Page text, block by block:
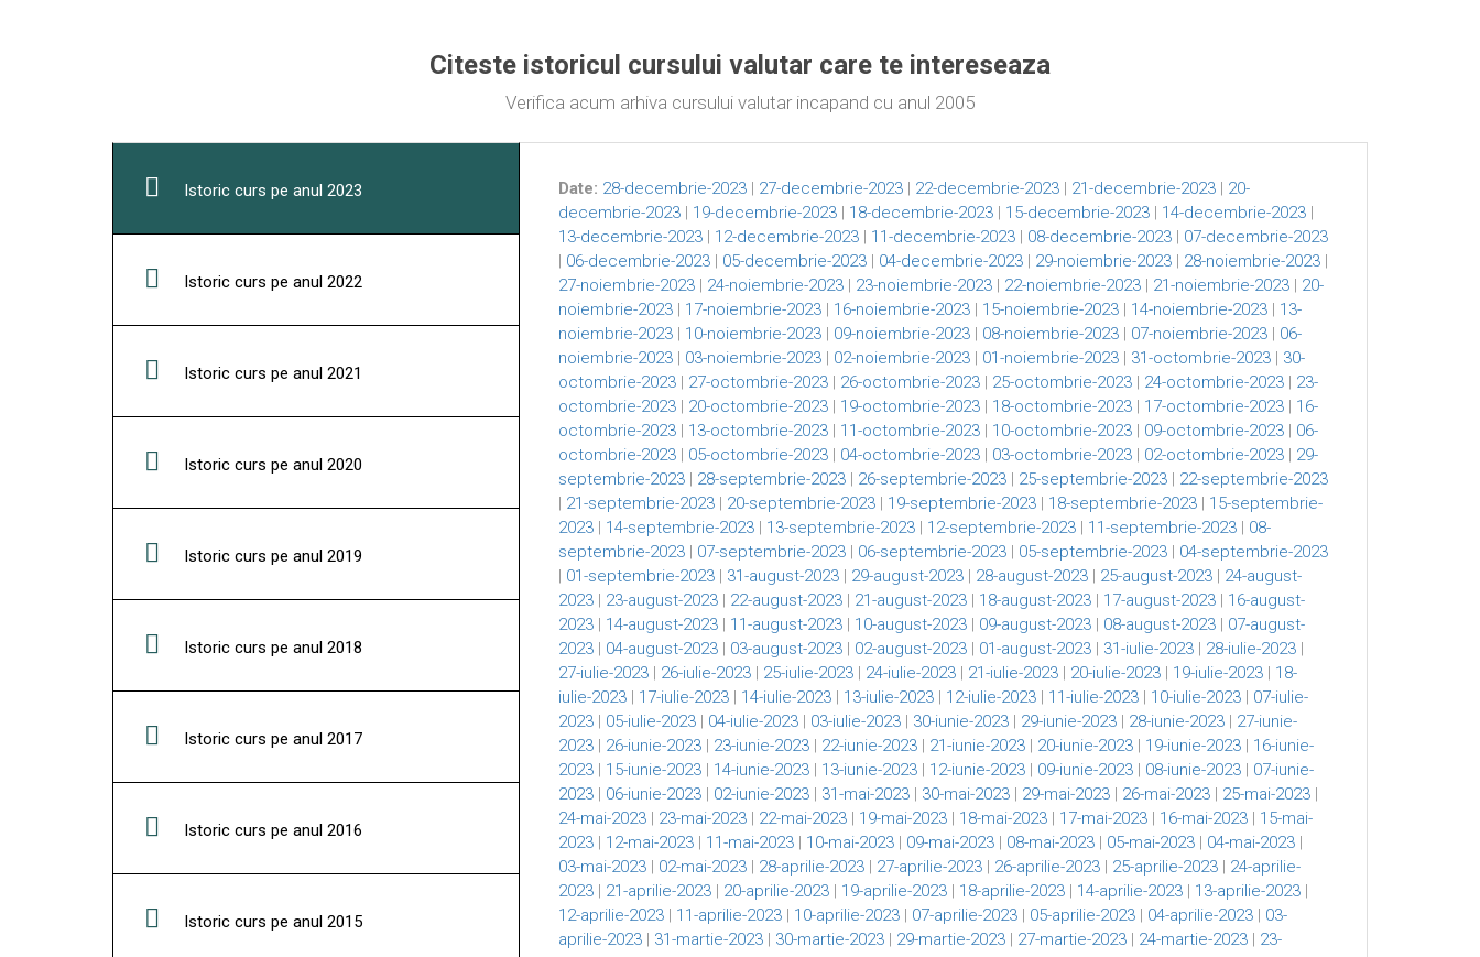
Citeste istoricul cursului valutar care te intereseaza
Verifica acum arhiva cursului valutar incapand cu anul 2005
Istoric curs pe anul 2023
Istoric curs pe anul 2022
Istoric curs pe anul 2021
Istoric curs pe anul 2020
Istoric curs pe anul 2019
Istoric curs pe anul 2018
Istoric curs pe anul 2017
Istoric curs pe anul 2016
Istoric curs pe anul 2015
Date: 28-decembrie-2023 | 27-decembrie-2023 | 22-decembrie-2023 | 21-decembrie-2023 | 20-
decembrie-2023 | 19-decembrie-2023 | 18-decembrie-2023 | 15-decembrie-2023 | 14-decembrie-2023 |
13-decembrie-2023 | 12-decembrie-2023 | 11-decembrie-2023 | 08-decembrie-2023 | 07-decembrie-2023
| 06-decembrie-2023 | 05-decembrie-2023 | 04-decembrie-2023 | 29-noiembrie-2023 | 28-noiembrie-2023 |
27-noiembrie-2023 | 24-noiembrie-2023 | 23-noiembrie-2023 | 22-noiembrie-2023 | 21-noiembrie-2023 | 20-
noiembrie-2023 | 17-noiembrie-2023 | 16-noiembrie-2023 | 15-noiembrie-2023 | 14-noiembrie-2023 | 13-
noiembrie-2023 | 10-noiembrie-2023 | 09-noiembrie-2023 | 08-noiembrie-2023 | 07-noiembrie-2023 | 06-
noiembrie-2023 | 03-noiembrie-2023 | 02-noiembrie-2023 | 01-noiembrie-2023 | 31-octombrie-2023 | 30-
octombrie-2023 | 27-octombrie-2023 | 26-octombrie-2023 | 25-octombrie-2023 | 24-octombrie-2023 | 23-
octombrie-2023 | 20-octombrie-2023 | 19-octombrie-2023 | 18-octombrie-2023 | 17-octombrie-2023 | 16-
octombrie-2023 | 13-octombrie-2023 | 11-octombrie-2023 | 10-octombrie-2023 | 09-octombrie-2023 | 06-
octombrie-2023 | 05-octombrie-2023 | 04-octombrie-2023 | 03-octombrie-2023 | 02-octombrie-2023 | 29-
septembrie-2023 | 28-septembrie-2023 | 26-septembrie-2023 | 25-septembrie-2023 | 22-septembrie-2023
| 21-septembrie-2023 | 20-septembrie-2023 | 19-septembrie-2023 | 18-septembrie-2023 | 15-septembrie-
2023 | 14-septembrie-2023 | 13-septembrie-2023 | 12-septembrie-2023 | 11-septembrie-2023 | 08-
septembrie-2023 | 07-septembrie-2023 | 06-septembrie-2023 | 05-septembrie-2023 | 04-septembrie-2023
| 01-septembrie-2023 | 31-august-2023 | 29-august-2023 | 28-august-2023 | 25-august-2023 | 24-august-
2023 | 23-august-2023 | 22-august-2023 | 21-august-2023 | 18-august-2023 | 17-august-2023 | 16-august-
2023 | 14-august-2023 | 11-august-2023 | 10-august-2023 | 09-august-2023 | 08-august-2023 | 07-august-
2023 | 04-august-2023 | 03-august-2023 | 02-august-2023 | 01-august-2023 | 31-iulie-2023 | 28-iulie-2023 |
27-iulie-2023 | 26-iulie-2023 | 25-iulie-2023 | 24-iulie-2023 | 21-iulie-2023 | 20-iulie-2023 | 19-iulie-2023 | 18-
iulie-2023 | 17-iulie-2023 | 14-iulie-2023 | 13-iulie-2023 | 12-iulie-2023 | 11-iulie-2023 | 10-iulie-2023 | 07-iulie-
2023 | 05-iulie-2023 | 04-iulie-2023 | 03-iulie-2023 | 30-iunie-2023 | 29-iunie-2023 | 28-iunie-2023 | 27-iunie-
2023 | 26-iunie-2023 | 23-iunie-2023 | 22-iunie-2023 | 21-iunie-2023 | 20-iunie-2023 | 19-iunie-2023 | 16-iunie-
2023 | 15-iunie-2023 | 14-iunie-2023 | 13-iunie-2023 | 12-iunie-2023 | 09-iunie-2023 | 08-iunie-2023 | 07-iunie-
2023 | 06-iunie-2023 | 02-iunie-2023 | 31-mai-2023 | 30-mai-2023 | 29-mai-2023 | 26-mai-2023 | 25-mai-2023 |
24-mai-2023 | 23-mai-2023 | 22-mai-2023 | 19-mai-2023 | 18-mai-2023 | 17-mai-2023 | 16-mai-2023 | 15-mai-
2023 | 12-mai-2023 | 11-mai-2023 | 10-mai-2023 | 09-mai-2023 | 08-mai-2023 | 05-mai-2023 | 04-mai-2023 |
03-mai-2023 | 02-mai-2023 | 28-aprilie-2023 | 27-aprilie-2023 | 26-aprilie-2023 | 25-aprilie-2023 | 24-aprilie-
2023 | 21-aprilie-2023 | 20-aprilie-2023 | 19-aprilie-2023 | 18-aprilie-2023 | 14-aprilie-2023 | 13-aprilie-2023 |
12-aprilie-2023 | 11-aprilie-2023 | 10-aprilie-2023 | 07-aprilie-2023 | 05-aprilie-2023 | 04-aprilie-2023 | 03-
aprilie-2023 | 31-martie-2023 | 30-martie-2023 | 29-martie-2023 | 27-martie-2023 | 24-martie-2023 | 23-